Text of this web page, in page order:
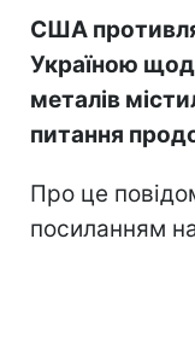
США
Україною
металів
питання
Про це
посиланням